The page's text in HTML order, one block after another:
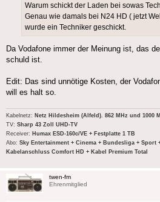
Warum schickt der Laden bei sowas
Genau wie damals bei N24 HD ( jetzt
wurde ein Techniker geschickt.
Da Vodafone immer der Meinung ist, das
schuld ist.
Edit: Das sind unnötige Kosten, der
will es halt so.
Kabelnetz: Netz Hildesheim (Alfeld). 862 MHz und 1000
TV: Sharp 43 Zoll UHD-TV
Receiver: Humax ESD-160c/VE + Festplatte 1 TB
Abo: Sky Entertainment + Cinema + Bundesliga + Sport
Kabelanschluss Comfort HD + Kabel Premium Total
twen-fm
Ehrenmitglied